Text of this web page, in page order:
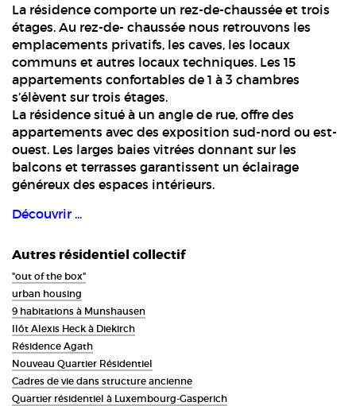
La résidence comporte un rez-de-chaussée et trois
étages. Au rez-de- chaussée nous retrouvons les
emplacements privatifs, les caves, les locaux
communs et autres locaux techniques. Les 15
appartements confortables de 1 à 3 chambres
s’élèvent sur trois étages.
La résidence situé à un angle de rue, offre des
appartements avec des exposition sud-nord ou est-
ouest. Les larges baies vitrées donnant sur les
balcons et terrasses garantissent un éclairage
généreux des espaces intérieurs.
Découvrir ...
Autres résidentiel collectif
"out of the box"
urban housing
9 habitations à Munshausen
Ilôt Alexis Heck à Diekirch
Résidence Agath
Nouveau Quartier Résidentiel
Cadres de vie dans structure ancienne
Quartier résidentiel à Luxembourg-Gasperich